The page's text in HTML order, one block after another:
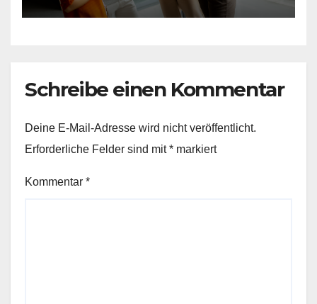
Schreibe einen Kommentar
Deine E-Mail-Adresse wird nicht veröffentlicht.
Erforderliche Felder sind mit* markiert
Kommentar *